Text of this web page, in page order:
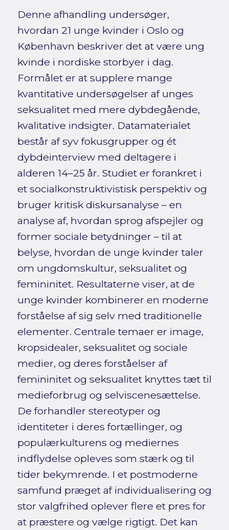
Denne afhandling undersøger,
hvordan 21 unge kvinder i Oslo og
København beskriver det at være ung
kvinde i nordiske storbyer i dag.
Formålet er at supplere mange
kvantitative undersøgelser af unges
seksualitet med mere dybdegående,
kvalitative indsigter. Datamaterialet
består af syv fokusgrupper og ét
dybdeinterview med deltagere i
alderen 14–25 år. Studiet er forankret i
et socialkonstruktivistisk perspektiv og
bruger kritisk diskursanalyse – en
analyse af, hvordan sprog afspejler og
former sociale betydninger – til at
belyse, hvordan de unge kvinder taler
om ungdomskultur, seksualitet og
femininitet. Resultaterne viser, at de
unge kvinder kombinerer en moderne
forståelse af sig selv med traditionelle
elementer. Centrale temaer er image,
kropsidealer, seksualitet og sociale
medier, og deres forståelser af
femininitet og seksualitet knyttes tæt til
medieforbrug og selviscenesættelse.
De forhandler stereotyper og
identiteter i deres fortællinger, og
populærkulturens og mediernes
indflydelse opleves som stærk og til
tider bekymrende. I et postmoderne
samfund præget af individualisering og
stor valgfrihed oplever flere et pres for
at præstere og vælge rigtigt. Det kan